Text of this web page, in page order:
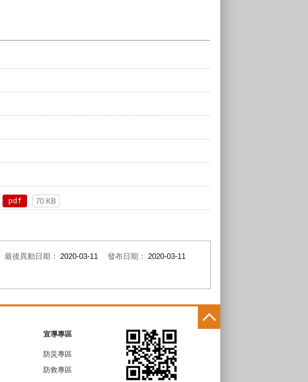
pdf 70 KB
最後異動日期： 2020-03-11 發布日期： 2020-03-11
宣導專區
防災專區
防救專區